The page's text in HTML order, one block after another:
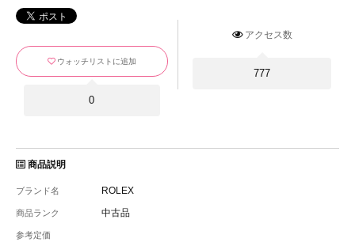
アクセス数
777
ウォッチリストに追加
0
商品説明
ブランド名 ROLEX
商品ランク 中古品
参考定価